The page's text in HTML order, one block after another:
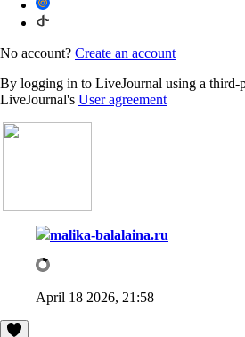
No account? Create an account
By logging in to LiveJournal using a third-
LiveJournal's User agreement
malika-balalaina.ru
April 18 2026, 21:58